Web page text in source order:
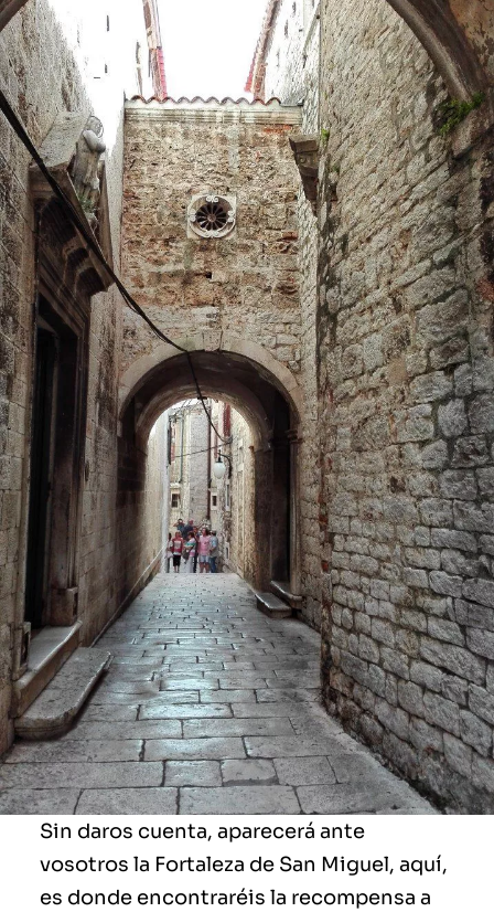
Sin daros cuenta, aparecerá ante
vosotros la Fortaleza de San Miguel, aquí,
es donde encontraréis la recompensa a